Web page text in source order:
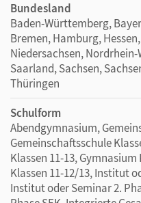
Bundesland
Baden-Württemberg,
Bremen, Hamburg,
Niedersachsen,
Saarland, Sachsen,
Thüringen
Schulform
Abendgymnasium,
Gemeinschaftsschule
Klassen 11-13,
Klassen 11-12/13, Institut
Institut oder Seminar 2.